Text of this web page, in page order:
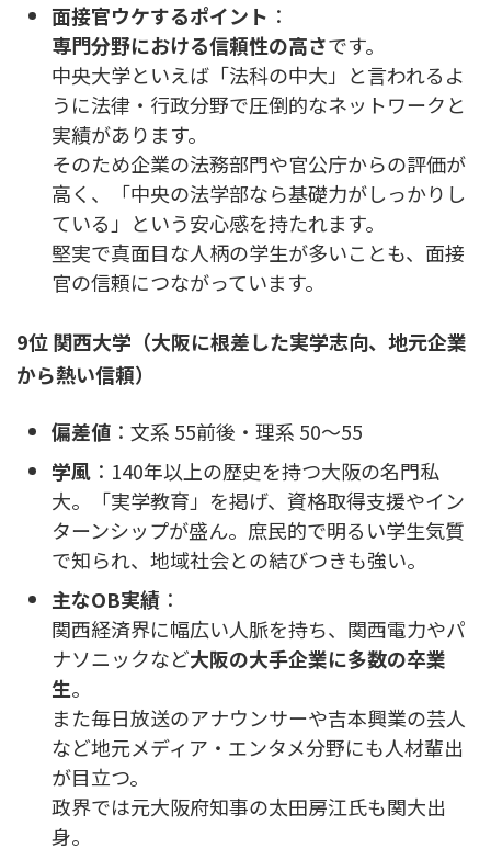
面接官ウケするポイント ：
専門分野における信頼性の高さです。
中央大学といえば「法科の中大」と言われるよ
うに法律・行政分野で圧倒的なネットワークと
実績があります。
そのため企業の法務部門や官公庁からの評価が
高く、「中央の法学部なら基礎力がしっかりし
ている」という安心感を持たれます。
堅実で真面目な人柄の学生が多いことも、面接
官の信頼につながっています。
9位 関西大学（大阪に根差した実学志向、地元企業
から熱い信頼）
偏差値 ：文系 55前後・理系 50〜55
学風 ：140年以上の歴史を持つ大阪の名門私
大。「実学教育」を掲げ、資格取得支援やイン
ターンシップが盛ん。庶民的で明るい学生気質
で知られ、地域社会との結びつきも強い。
主なOB実績 ：
関西経済界に幅広い人脈を持ち、関西電力やパ
ナソニックなど大阪の大手企業に多数の卒業
生。
また毎日放送のアナウンサーや吉本興業の芸人
など地元メディア・エンタメ分野にも人材輩出
が目立つ。
政界では元大阪府知事の太田房江氏も関大出
身。